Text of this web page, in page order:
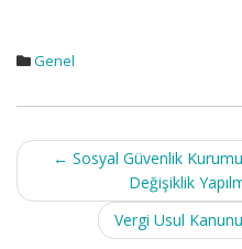
Genel
Post
navigation
← Sosyal Güvenlik
Değişiklik
Vergi Usul